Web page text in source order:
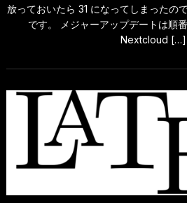
放っておいたら 31 になってしまったの
です。 メジャーアップデートは順
Nextcloud